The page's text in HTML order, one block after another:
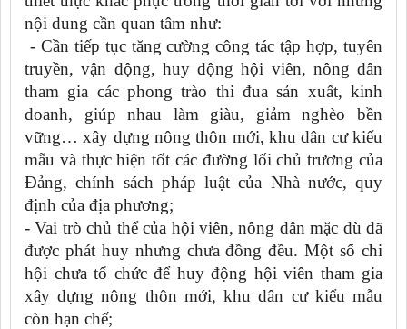
nội dung cần quan tâm như:
- Cần tiếp tục tăng cường công tác tập hợp, tuyên
truyền, vận động, huy động hội viên, nông dân
tham gia các phong trào thi đua sản xuất, kinh
doanh, giúp nhau làm giàu, giảm nghèo bền
vững… xây dựng nông thôn mới, khu dân cư kiểu
mẫu và thực hiện tốt các đường lối chủ trương của
Đảng, chính sách pháp luật của Nhà nước, quy
định của địa phương;
- Vai trò chủ thể của hội viên, nông dân mặc dù đã
được phát huy nhưng chưa đồng đều. Một số chi
hội chưa tổ chức để huy động hội viên tham gia
xây dựng nông thôn mới, khu dân cư kiểu mẫu
còn hạn chế;